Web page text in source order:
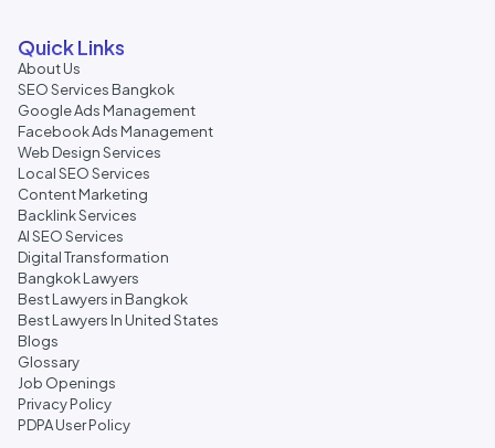
Quick Links
About Us
SEO Services Bangkok
Google Ads Management
Facebook Ads Management
Web Design Services
Local SEO Services
Content Marketing
Backlink Services
AI SEO Services
Digital Transformation
Bangkok Lawyers
Best Lawyers in Bangkok
Best Lawyers In United States
Blogs
Glossary
Job Openings
Privacy Policy
PDPA User Policy